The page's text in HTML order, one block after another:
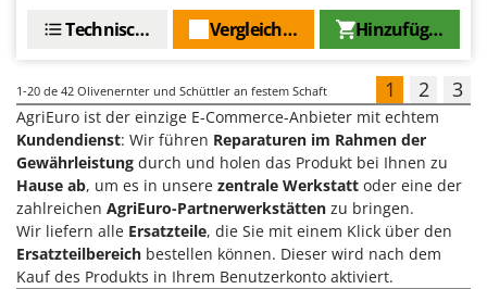
Hinzufügen
Vergleichen Sie
Technische Daten
1-20 de 42 Olivenernter und Schüttler an festem Schaft 1 2 3
AgriEuro ist der einzige E-Commerce-Anbieter mit echtem
Kundendienst: Wir führen Reparaturen im Rahmen der
Gewährleistung durch und holen das Produkt bei Ihnen zu
Hause ab, um es in unsere zentrale Werkstatt oder eine der
zahlreichen AgriEuro-Partnerwerkstätten zu bringen.
Wir liefern alle Ersatzteile, die Sie mit einem Klick über den
Ersatzteilbereich bestellen können. Dieser wird nach dem
Kauf des Produkts in Ihrem Benutzerkonto aktiviert.